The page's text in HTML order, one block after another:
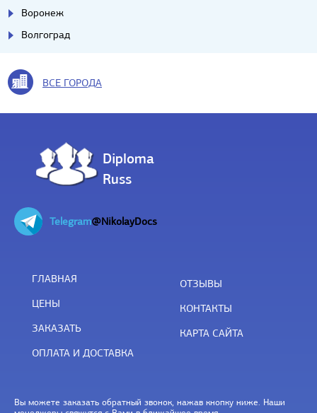
Воронеж
Волгоград
ВСЕ ГОРОДА
Diploma
Russ
Telegram@NikolayDocs
ГЛАВНАЯ
ЦЕНЫ
ЗАКАЗАТЬ
ОПЛАТА И ДОСТАВКА
ОТЗЫВЫ
КОНТАКТЫ
КАРТА САЙТА
Вы можете заказать обратный звонок, нажав кнопку ниже. Наши